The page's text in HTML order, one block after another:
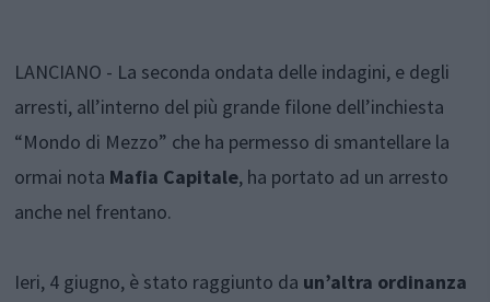
LANCIANO - La seconda ondata delle indagini, e degli
arresti, all’interno del più grande filone dell’inchiesta
“Mondo di Mezzo” che ha permesso di smantellare la
ormai nota Mafia Capitale, ha portato ad un arresto
anche nel frentano.
Ieri, 4 giugno, è stato raggiunto da un’altra ordinanza